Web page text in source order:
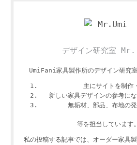
デザイン研究室
UmiFani家具製作所のデザイン研究
主にサイトを制作
新しい家具デザインの参考に
無垢材、部品、布地の
等を担当しています。
私の投稿する記事では、オーダー家具